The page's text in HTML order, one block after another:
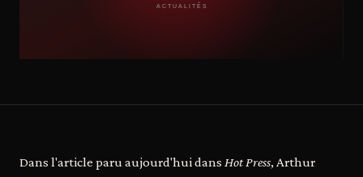
Dans l'article paru aujourd'hui dans Hot Press, Arthur